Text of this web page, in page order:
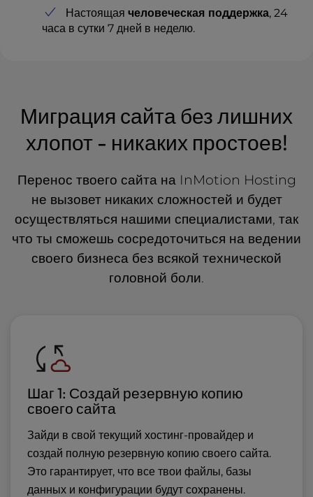
Настоящая человеческая поддержка, 24
часа в сутки 7 дней в неделю.
Миграция сайта без лишних
хлопот - никаких простоев!
Перенос твоего сайта на InMotion Hosting
не вызовет никаких сложностей и будет
осуществляться нашими специалистами, так
что ты сможешь сосредоточиться на ведении
своего бизнеса без всякой технической
головной боли.
Шаг 1: Создай резервную копию
своего сайта
Зайди в свой текущий хостинг-провайдер и
создай полную резервную копию своего сайта.
Это гарантирует, что все твои файлы, базы
данных и конфигурации будут сохранены.